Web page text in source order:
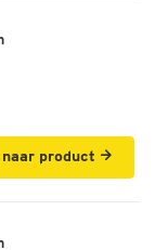
naar product